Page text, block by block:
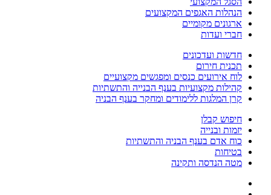
הנהלות האגפים המקצועים
ארגונים מקומיים
חברי ועדות
חדשות ועדכונים
תכנית חירום
לוח אירועים כנסים ומפגשים מקצועיים
קהילות מקצועיות בענף הבנייה והתשתיות
קרן המלגות ללימודים ומחקר בענף הבניה
חיפוש קבלן
יזמות ובנייה
כוח אדם בענף הבניה והתשתיות
בטיחות
מטה הנדסה ותקינה